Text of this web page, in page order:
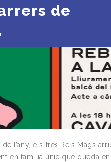
de
l’any, els tres Reis Mags
en família únic que queda